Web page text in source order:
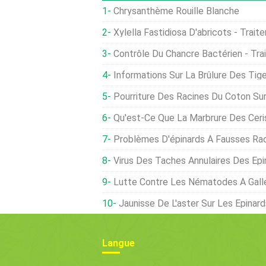
Chrysanthème Rouille Blanche
Xylella Fastidiosa D'abricots - Traiter Les Abricots
Contrôle Du Chancre Bactérien - Traiter Les
Informations Sur La Brûlure Des Tiges Du Bleuet:Traiter Les
Pourriture Des Racines Du Coton Sur Les Arbres D'agrumes:Traiter Les
Qu'est-Ce Que La Marbrure Des Cerises:Traiter Les
Problèmes D'épinards À Fausses Racines :traiter Les
Virus Des Taches Annulaires Des Épinards :qu'est-Ce Que Le
Lutte Contre Les Nématodes À Galles Des Épinards
Jaunisse De L'aster Sur Les Épinards :Traiter
Langue